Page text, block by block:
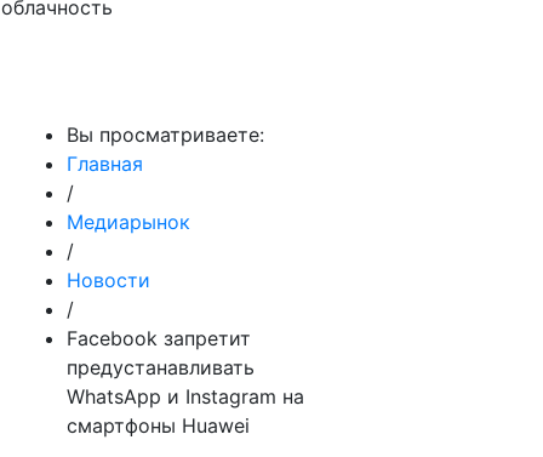
облачность
Вы просматриваете:
Главная
/
Медиарынок
/
Новости
/
Facebook запретит
предустанавливать
WhatsApp и Instagram на
смартфоны Huawei